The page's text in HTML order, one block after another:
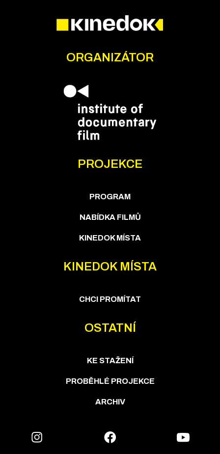
ORGANIZÁTOR
PROJEKCE
PROGRAM
NABÍDKA FILMŮ
KINEDOK MÍSTA
KINEDOK MÍSTA
CHCI PROMÍTAT
OSTATNÍ
KE STAŽENÍ
PROBĚHLÉ PROJEKCE
ARCHIV